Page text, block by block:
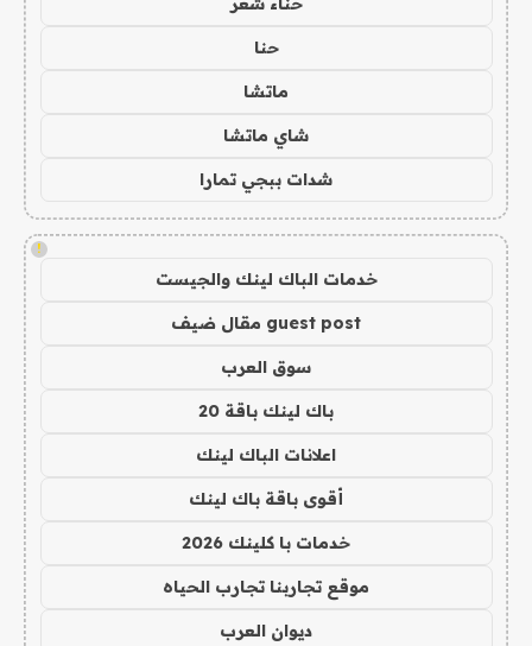
حنا
ماتشا
شاي ماتشا
شدات ببجي تمارا
!
خدمات الباك لينك والجيست
guest post مقال ضيف
سوق العرب
باك لينك باقة 20
اعلانات الباك لينك
أقوى باقة باك لينك
خدمات با كلينك 2026
موقع تجاربنا تجارب الحياه
ديوان العرب